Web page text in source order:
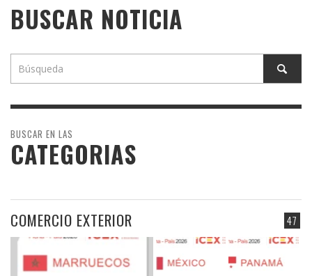
BUSCAR NOTICIA
BUSCAR EN LAS
CATEGORIAS
47
COMERCIO EXTERIOR